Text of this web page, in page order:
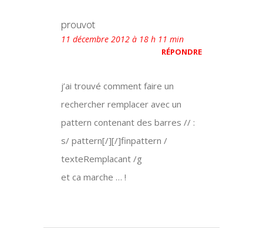
prouvot
11 décembre 2012 à 18 h 11 min
RÉPONDRE
j’ai trouvé comment faire un
rechercher remplacer avec un
pattern contenant des barres // :
s/ pattern[/][/]finpattern /
texteRemplacant /g
et ca marche … !